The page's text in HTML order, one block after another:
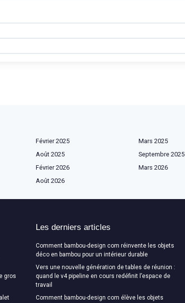
Février 2025 Mars 2025
Août 2025 Septembre 2025
Février 2026 Mars 2026
Août 2026
gros
Les derniers articles
Comment bambou-design com réinvente les objets
déco en bambou pour un intérieur durable
Vers une nouvelle génération de tables de réunion :
quand le v4 pipeline en cours redéfinit l’espace de
travail
Comment bambou-design com élève les objets